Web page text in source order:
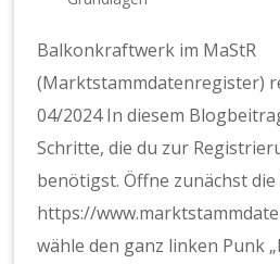
Balkonkraftwerk im MaStR
(Marktstammdatenregister)
04/2024 In diesem
Schritte, die du zur
benötigst. Öffne zunächst die
https://
wähle den ganz linken Punk